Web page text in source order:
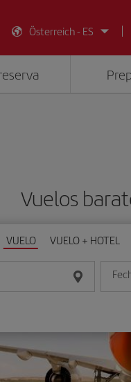
Österreich - ES
Vuelos
VUELO VUELO + HOTEL